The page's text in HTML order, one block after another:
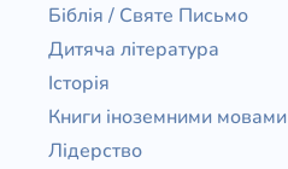
Біблія / Святе Письмо
Дитяча література
Історія
Книги іноземними мовами
Лідерство